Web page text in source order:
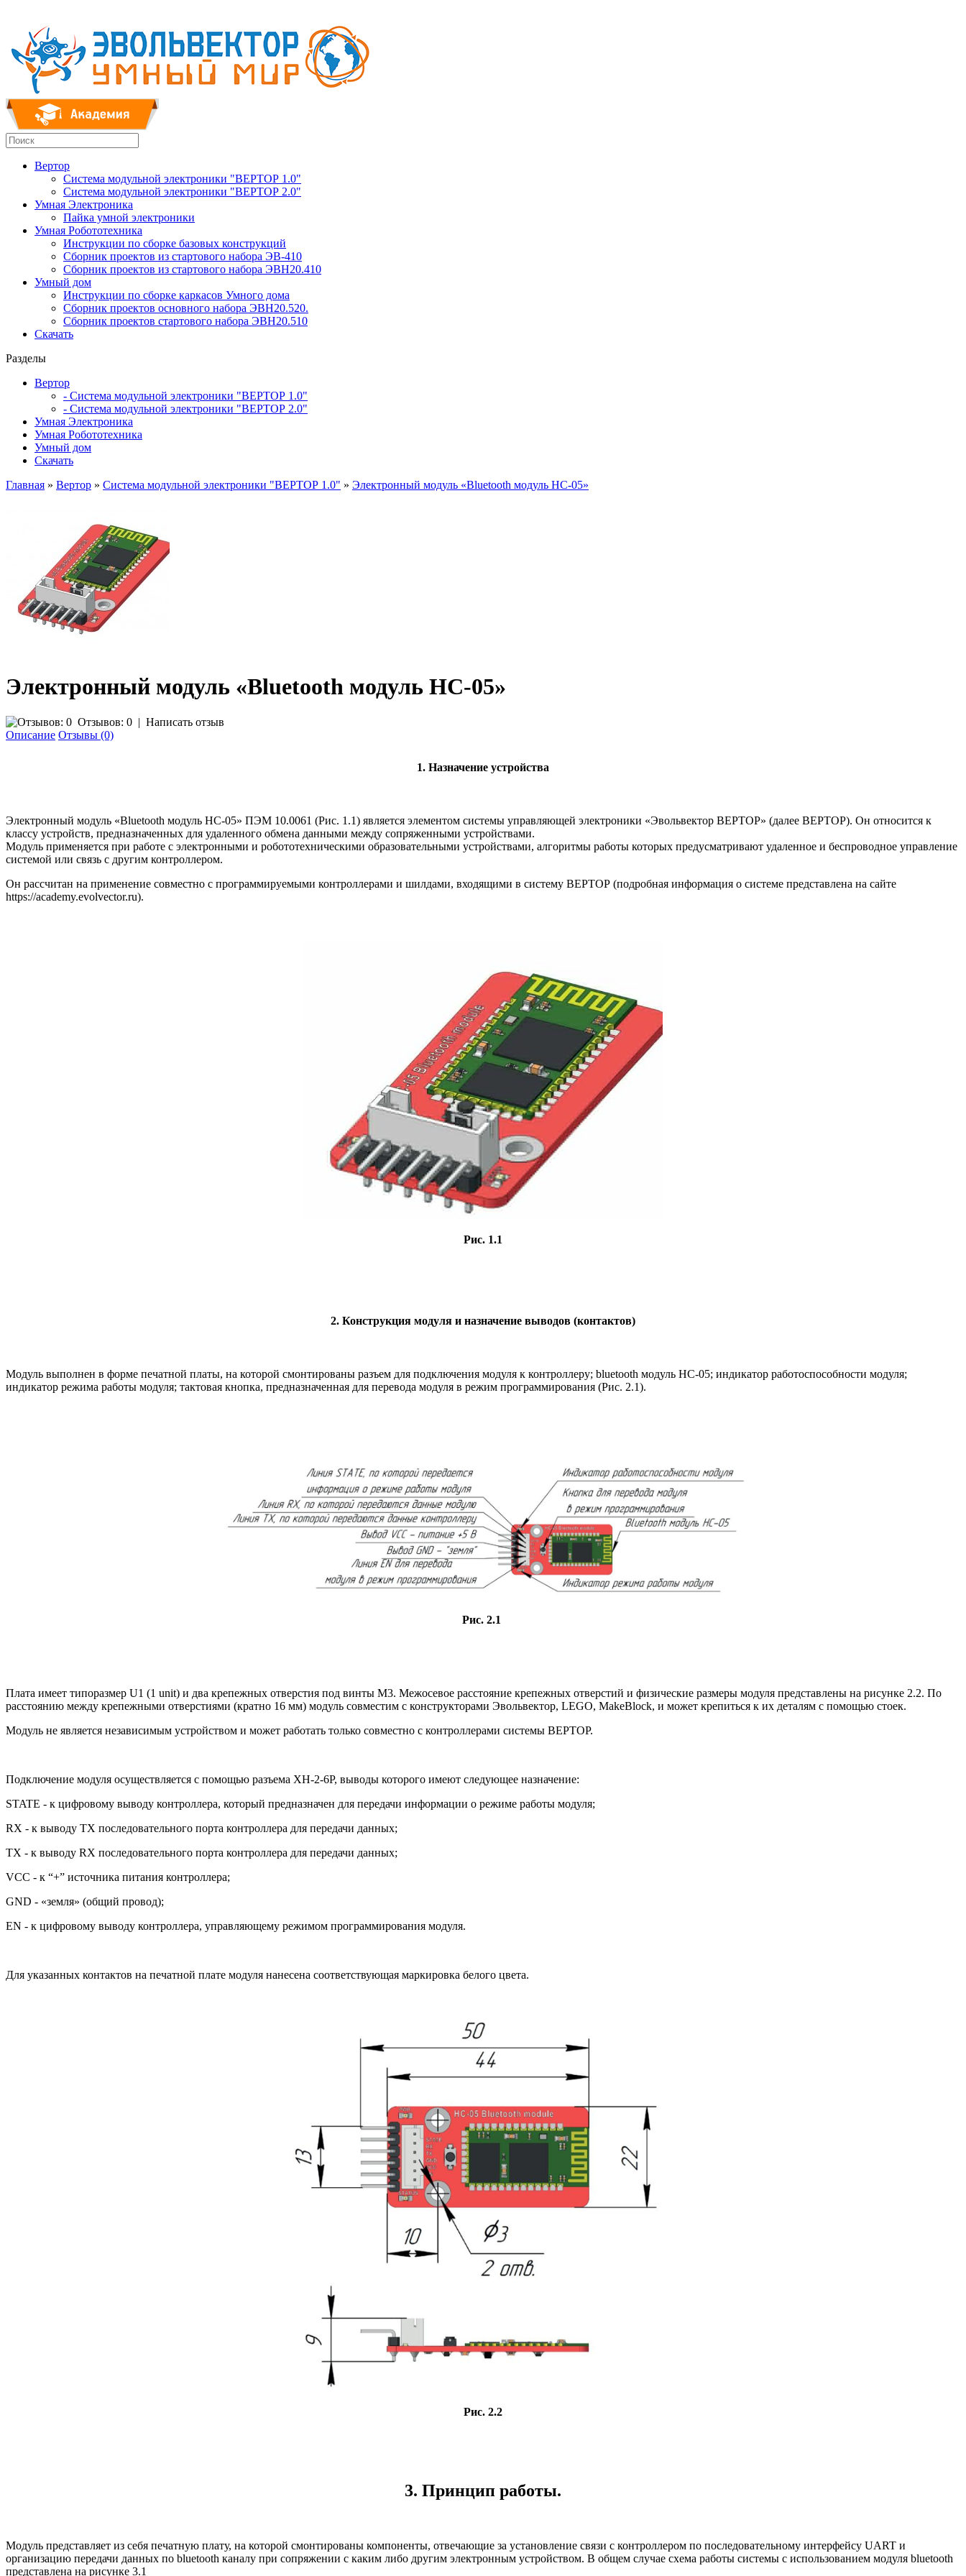
Вертор
Система модульной электроники "ВЕРТОР 1.0"
Система модульной электроники "ВЕРТОР 2.0"
Умная Электроника
Пайка умной электроники
Умная Робототехника
Инструкции по сборке базовых конструкций
Сборник проектов из стартового набора ЭВ-410
Сборник проектов из стартового набора ЭВН20.410
Умный дом
Инструкции по сборке каркасов Умного дома
Сборник проектов основного набора ЭВН20.520.
Сборник проектов стартового набора ЭВН20.510
Скачать
Разделы
Вертор
- Система модульной электроники "ВЕРТОР 1.0"
- Система модульной электроники "ВЕРТОР 2.0"
Умная Электроника
Умная Робототехника
Умный дом
Скачать
Главная » Вертор » Система модульной электроники "ВЕРТОР 1.0" » Электронный модуль «Bluetooth модуль HC-05»
Электронный модуль «Bluetooth модуль HC-05»
Отзывов: 0 | Написать отзыв
Описание Отзывы (0)
1. Назначение устройства
Электронный модуль «Bluetooth модуль HC-05» ПЭМ 10.0061 (Рис. 1.1) является элементом системы управляющей электроники «Эвольвектор ВЕРТОР» (далее ВЕРТОР). Он относится к
классу устройств, предназначенных для удаленного обмена данными между сопряженными устройствами.
Модуль применяется при работе с электронными и робототехническими образовательными устройствами, алгоритмы работы которых предусматривают удаленное и беспроводное управление
системой или связь с другим контроллером.
Он рассчитан на применение совместно с программируемыми контроллерами и шилдами, входящими в систему ВЕРТОР (подробная информация о системе представлена на сайте
https://academy.evolvector.ru).
Рис. 1.1
2. Конструкция модуля и назначение выводов (контактов)
Модуль выполнен в форме печатной платы, на которой смонтированы разъем для подключения модуля к контроллеру; bluetooth модуль HC-05; индикатор работоспособности модуля;
индикатор режима работы модуля; тактовая кнопка, предназначенная для перевода модуля в режим программирования (Рис. 2.1).
Рис. 2.1
Плата имеет типоразмер U1 (1 unit) и два крепежных отверстия под винты М3. Межосевое расстояние крепежных отверстий и физические размеры модуля представлены на рисунке 2.2. По
расстоянию между крепежными отверстиями (кратно 16 мм) модуль совместим с конструкторами Эвольвектор, LEGO, MakeBlock, и может крепиться к их деталям с помощью стоек.
Модуль не является независимым устройством и может работать только совместно с контроллерами системы ВЕРТОР.
Подключение модуля осуществляется с помощью разъема XH-2-6P, выводы которого имеют следующее назначение:
STATE - к цифровому выводу контроллера, который предназначен для передачи информации о режиме работы модуля;
RX - к выводу TX последовательного порта контроллера для передачи данных;
TX - к выводу RX последовательного порта контроллера для передачи данных;
VCC - к “+” источника питания контроллера;
GND - «земля» (общий провод);
EN - к цифровому выводу контроллера, управляющему режимом программирования модуля.
Для указанных контактов на печатной плате модуля нанесена соответствующая маркировка белого цвета.
Рис. 2.2
3. Принцип работы.
Модуль представляет из себя печатную плату, на которой смонтированы компоненты, отвечающие за установление связи с контроллером по последовательному интерфейсу UART и
организацию передачи данных по bluetooth каналу при сопряжении с каким либо другим электронным устройством. В общем случае схема работы системы с использованием модуля bluetooth
представлена на рисунке 3.1